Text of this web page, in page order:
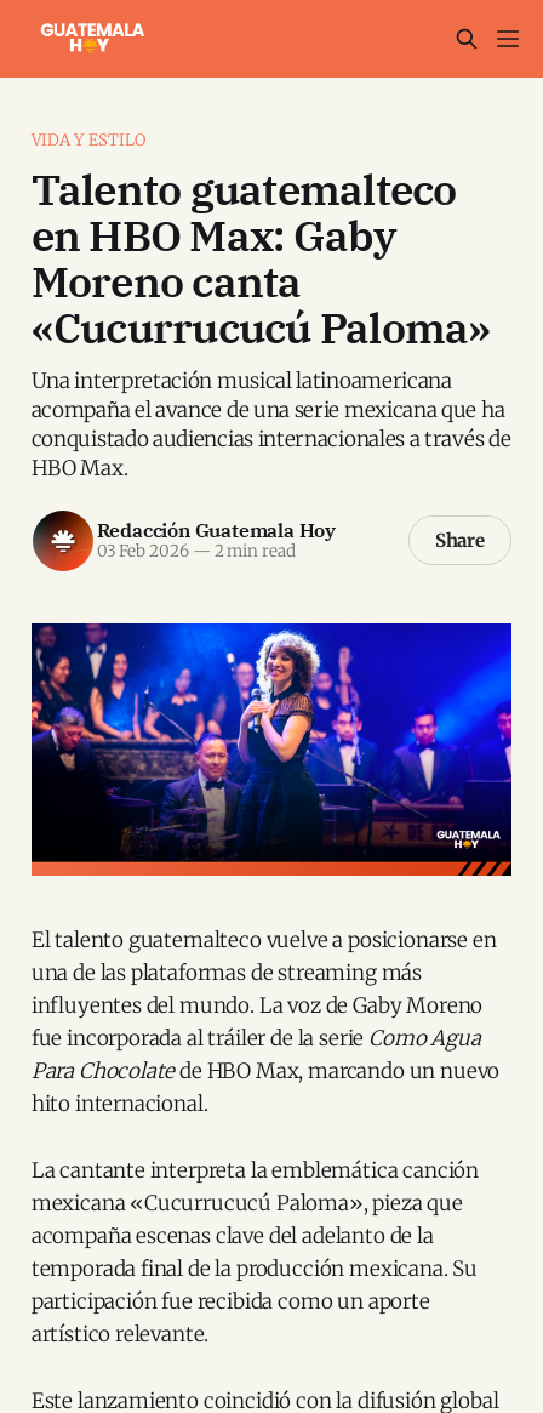
VIDA Y ESTILO
Talento guatemalteco
en HBO Max: Gaby
Moreno canta
«Cucurrucucú Paloma»
Una interpretación musical latinoamericana
acompaña el avance de una serie mexicana que ha
conquistado audiencias internacionales a través de
HBO Max.
Redacción Guatemala Hoy
03 Feb 2026 — 2 min read Share
El talento guatemalteco vuelve a posicionarse en
una de las plataformas de streaming más
influyentes del mundo. La voz de Gaby Moreno
fue incorporada al tráiler de la serie Como Agua
Para Chocolatede HBO Max, marcando un nuevo
hito internacional.
La cantante interpreta la emblemática canción
mexicana «Cucurrucucú Paloma», pieza que
acompaña escenas clave del adelanto de la
temporada final de la producción mexicana. Su
participación fue recibida como un aporte
artístico relevante.
Este lanzamiento coincidió con la difusión global